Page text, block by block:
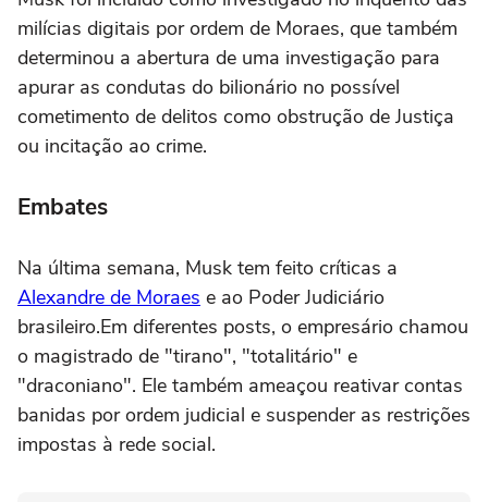
milícias digitais por ordem de Moraes, que também
determinou a abertura de uma investigação para
apurar as condutas do bilionário no possível
cometimento de delitos como obstrução de Justiça
ou incitação ao crime.
Embates
Na última semana, Musk tem feito críticas a
Alexandre de Moraes e ao Poder Judiciário
brasileiro.Em diferentes posts, o empresário chamou
o magistrado de "tirano", "totalitário" e
"draconiano". Ele também ameaçou reativar contas
banidas por ordem judicial e suspender as restrições
impostas à rede social.